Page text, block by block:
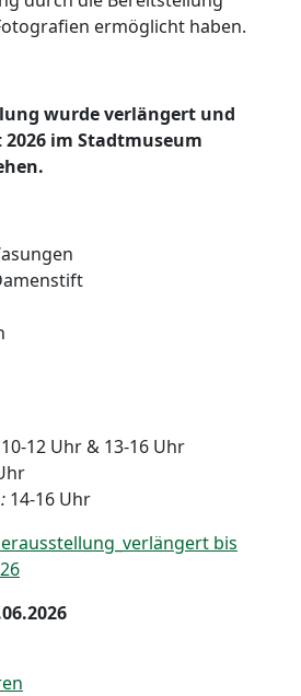
ermöglicht haben.
wurde verlängert und
im Stadtmuseum
12 Uhr & 13-16 Uhr
14-16 Uhr
bis